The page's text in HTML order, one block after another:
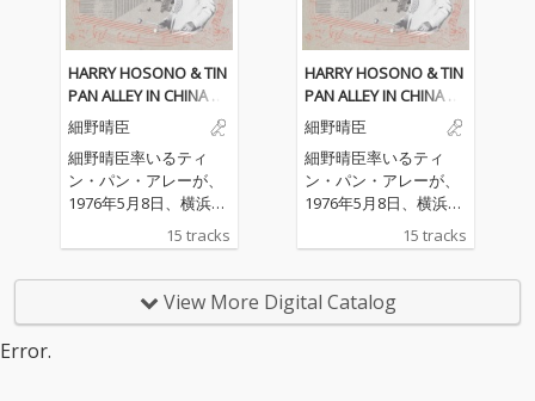
HARRY HOSONO & TIN
PAN ALLEY IN CHINA T
OWN 1976 (Live)
細野晴臣
細野晴臣率いるティ
ン・パン・アレーが、
1976年5月8日、横浜・
中華街の老舗中華菜館
「同發新館」で行った
夜の空気を克明に記録
した音源が、半世紀の
15 tracks
HARRY HOSONO & TIN
PAN ALLEY IN CHINA T
OWN 1976 (Live)
細野晴臣
細野晴臣率いるティ
ン・パン・アレーが、
1976年5月8日、横浜・
中華街の老舗中華菜館
「同發新館」で行った
夜の空気を克明に記録
した音源が、半世紀の
15 tracks
View More Digital Catalog
Error.